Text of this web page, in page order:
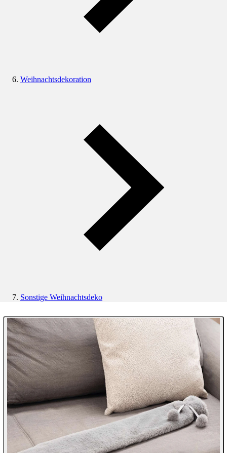
Weihnachtsdekoration
Sonstige Weihnachtsdeko